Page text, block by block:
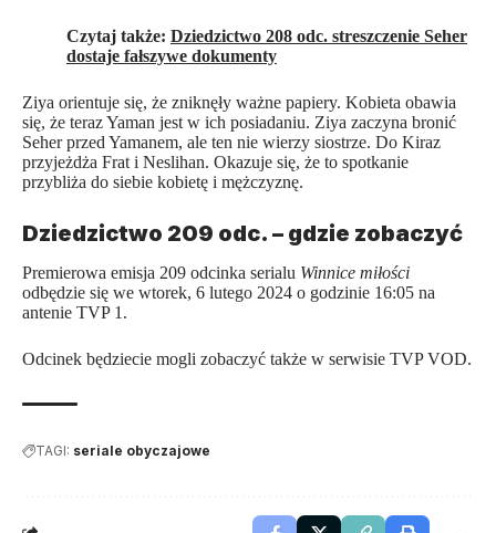
Czytaj także: Dziedzictwo 208 odc. streszczenie Seher
dostaje fałszywe dokumenty
Ziya orientuje się, że zniknęły ważne papiery. Kobieta obawia
się, że teraz Yaman jest w ich posiadaniu. Ziya zaczyna bronić
Seher przed Yamanem, ale ten nie wierzy siostrze. Do Kiraz
przyjeżdża Frat i Neslihan. Okazuje się, że to spotkanie
przybliża do siebie kobietę i mężczyznę.
Dziedzictwo 209 odc. – gdzie zobaczyć
Premierowa emisja 209 odcinka serialu Winnice miłości
odbędzie się we wtorek, 6 lutego 2024 o godzinie 16:05 na
antenie TVP 1.
Odcinek będziecie mogli zobaczyć także w serwisie TVP VOD.
TAGI: seriale obyczajowe